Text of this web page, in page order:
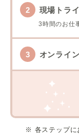
現場トラ
3時間のお仕
オンライ
※ 各ステップに